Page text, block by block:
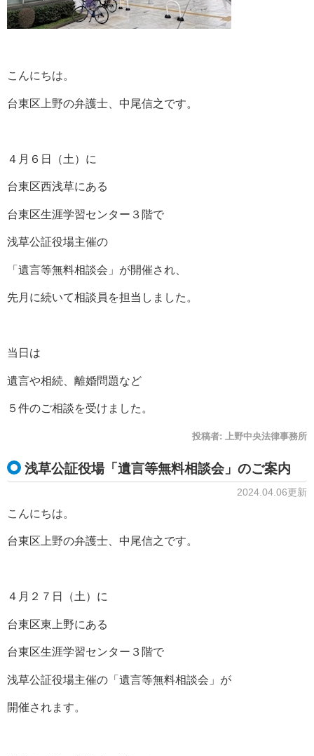
こんにちは。
台東区上野の弁護士、中尾信之です。
４月６日（土）に
台東区西浅草にある
台東区生涯学習センター３階で
浅草公証役場主催の
「遺言等無料相談会」が開催され、
先月に続いて相談員を担当しました。
当日は
遺言や相続、離婚問題など
５件のご相談を受けました。
投稿者: 上野中央法律事務所
浅草公証役場「遺言等無料相談会」のご案内
2024.04.06更新
こんにちは。
台東区上野の弁護士、中尾信之です。
４月２７日（土）に
台東区東上野にある
台東区生涯学習センター３階で
浅草公証役場主催の「遺言等無料相談会」が
開催されます。